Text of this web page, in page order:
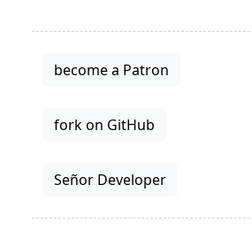
become a Patron
fork on GitHub
Señor Developer